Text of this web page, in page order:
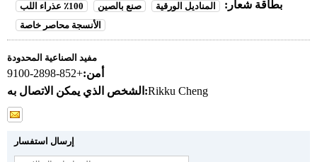
بطاقة شعار: المناديل الورقية صنع بالصين
100٪ عذراء اللب
الأنسجة محاصر خاصة
مفيد الصناعية المحدودة
أمن:+852-2898-9100
الشخص الذي يمكن الاتصال به:Rikku Cheng
إرسال استفسار